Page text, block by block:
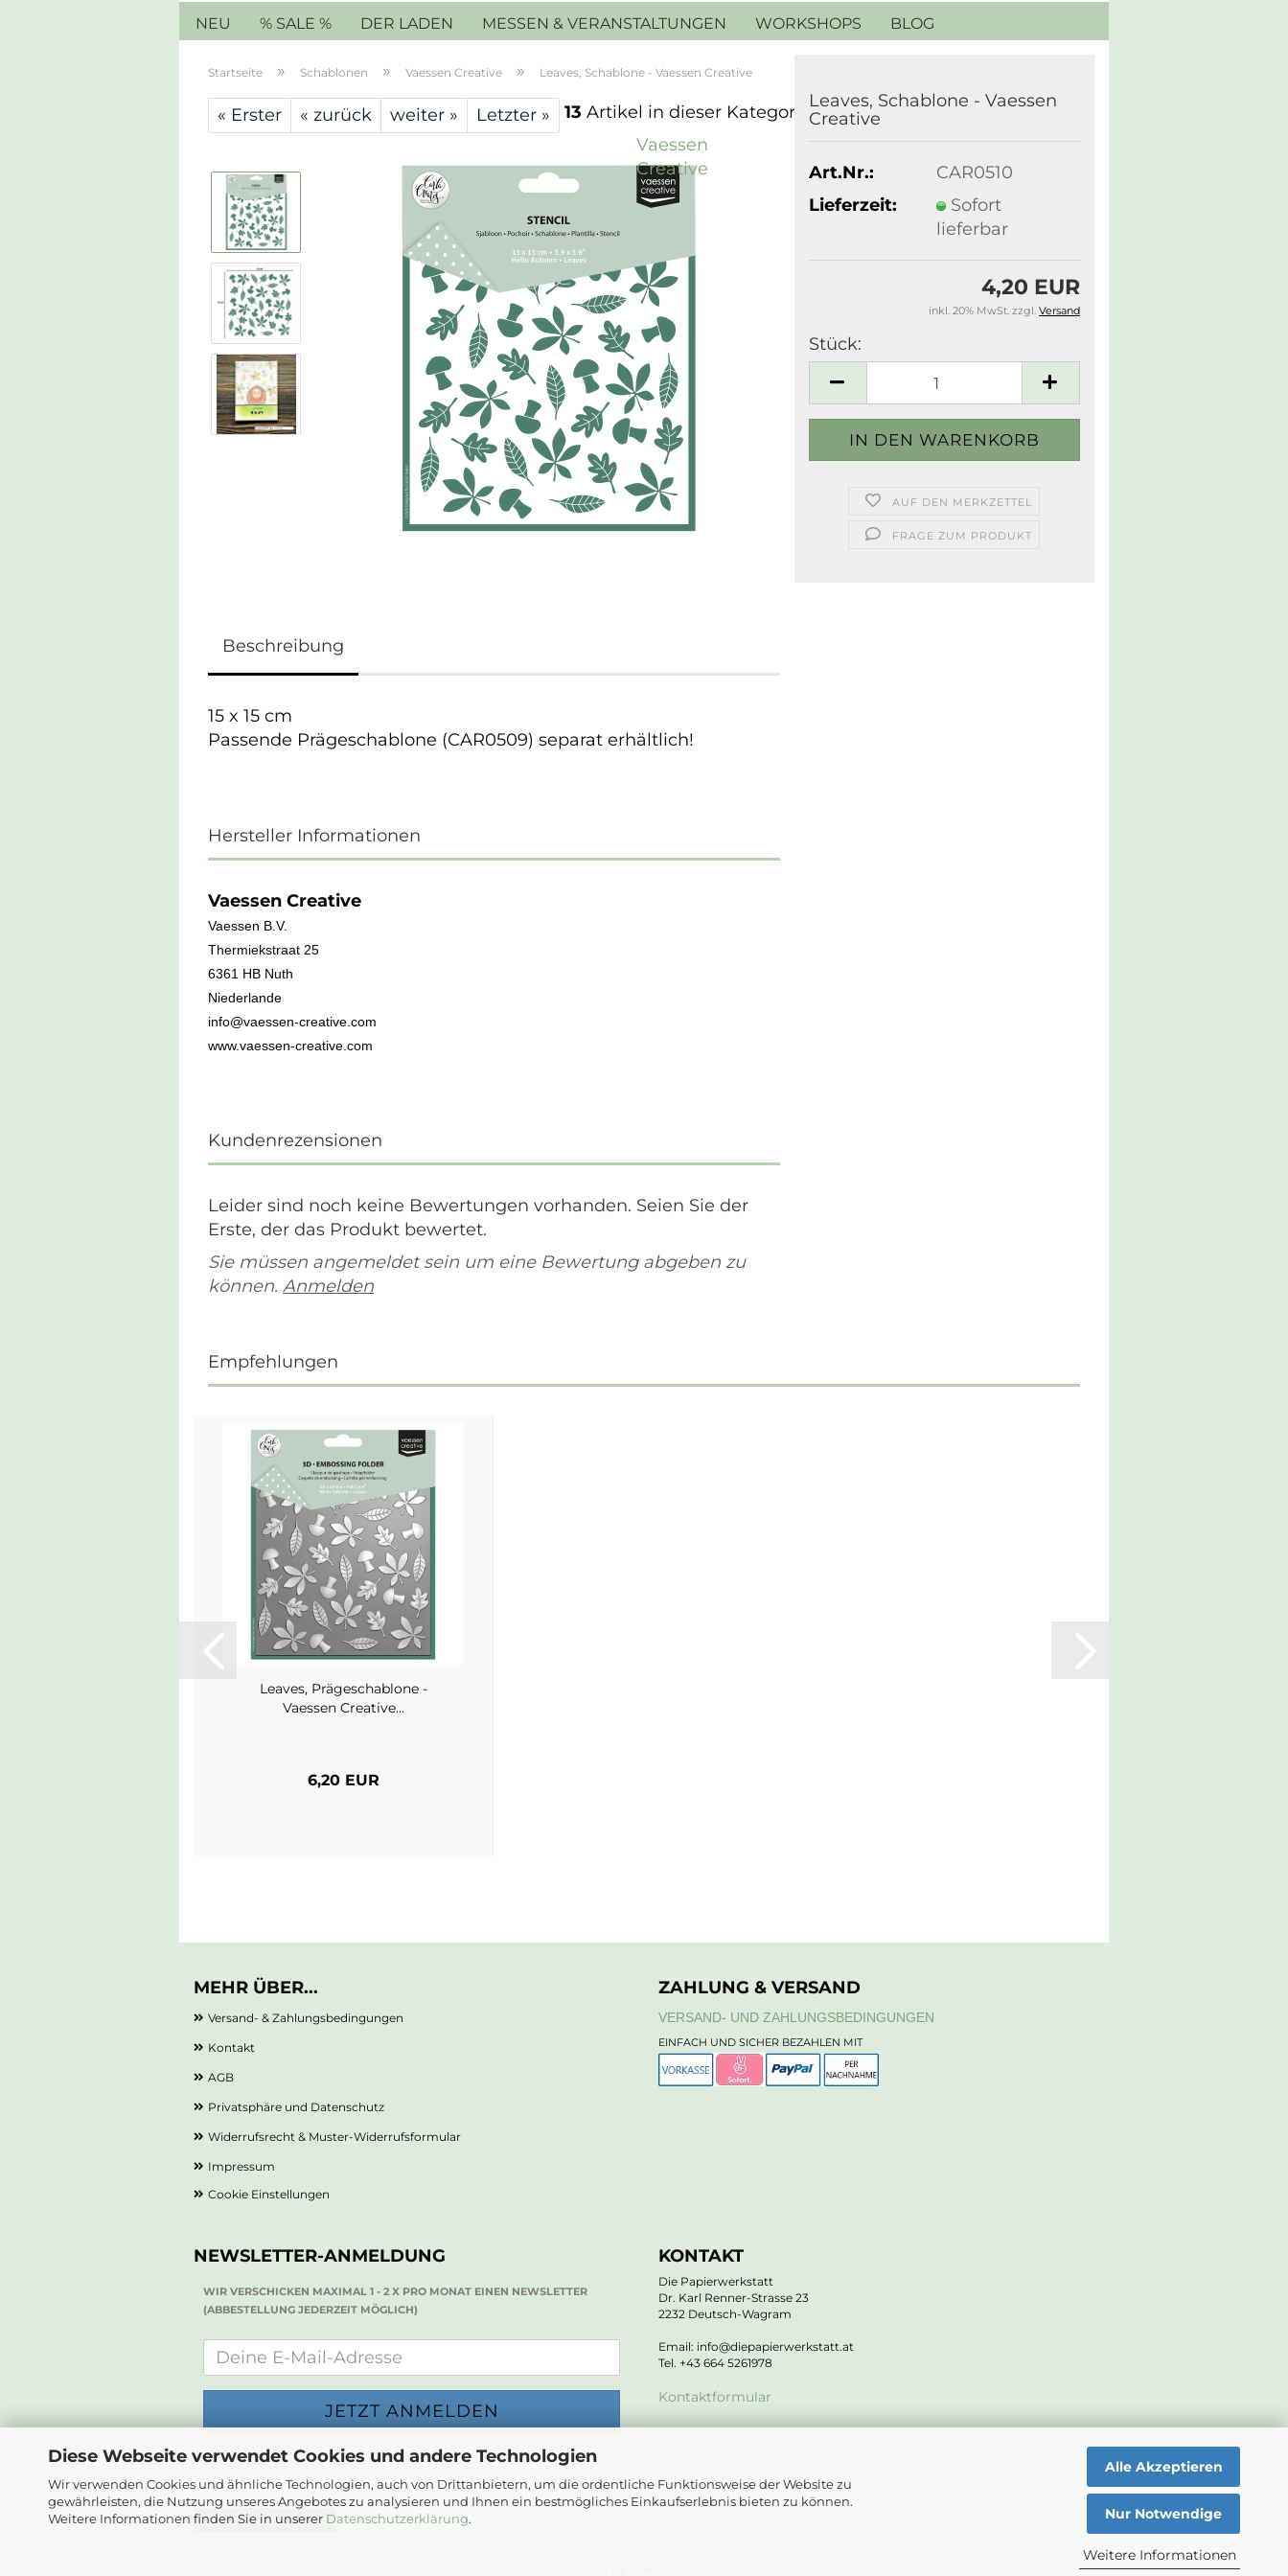
Diese Webseite verwendet Cookies und andere Technologien
Wir verwenden Cookies und ähnliche Technologien, auch von Drittanbietern, um die ordentliche Funktionsweise der Website zu
gewährleisten, die Nutzung unseres Angebotes zu analysieren und Ihnen ein bestmögliches Einkaufserlebnis bieten zu können.
Weitere Informationen finden Sie in unserer Datenschutzerklärung.
Alle Akzeptieren
Nur Notwendige
Weitere Informationen
NEU % SALE % DER LADEN MESSEN & VERANSTALTUNGEN WORKSHOPS BLOG
Startseite » Schablonen » Vaessen Creative » Leaves, Schablone - Vaessen Creative
« Erster « zurück weiter » Letzter » 13 Artikel in dieser Kategorie
Vaessen
Creative
Leaves, Schablone - Vaessen
Creative
Art.Nr.:
CAR0510
Lieferzeit:
Sofort
lieferbar
4,20 EUR
inkl. 20% MwSt. zzgl. Versand
Stück:
Stück
AUF DEN MERKZETTEL
FRAGE ZUM PRODUKT
Beschreibung
15 x 15 cm
Passende Prägeschablone (CAR0509) separat erhältlich!
Hersteller Informationen
Vaessen Creative
Vaessen B.V.
Thermiekstraat 25
6361 HB Nuth
Niederlande
info@vaessen-creative.com
www.vaessen-creative.com
Kundenrezensionen
Leider sind noch keine Bewertungen vorhanden. Seien Sie der
Erste, der das Produkt bewertet.
Sie müssen angemeldet sein um eine Bewertung abgeben zu
können. Anmelden
Empfehlungen
Leaves, Prägeschablone -
Vaessen Creative...
6,20 EUR
MEHR ÜBER...
Versand- & Zahlungsbedingungen
Kontakt
AGB
Privatsphäre und Datenschutz
Widerrufsrecht & Muster-Widerrufsformular
Impressum
Cookie Einstellungen
ZAHLUNG & VERSAND
VERSAND- UND ZAHLUNGSBEDINGUNGEN
EINFACH UND SICHER BEZAHLEN MIT
NEWSLETTER-ANMELDUNG
WIR VERSCHICKEN MAXIMAL 1 - 2 X PRO MONAT EINEN NEWSLETTER
(ABBESTELLUNG JEDERZEIT MÖGLICH)
KONTAKT
Die Papierwerkstatt
Dr. Karl Renner-Strasse 23
2232 Deutsch-Wagram
Email: info@diepapierwerkstatt.at
Tel. +43 664 5261978
Kontaktformular
Vertrag widerrufen